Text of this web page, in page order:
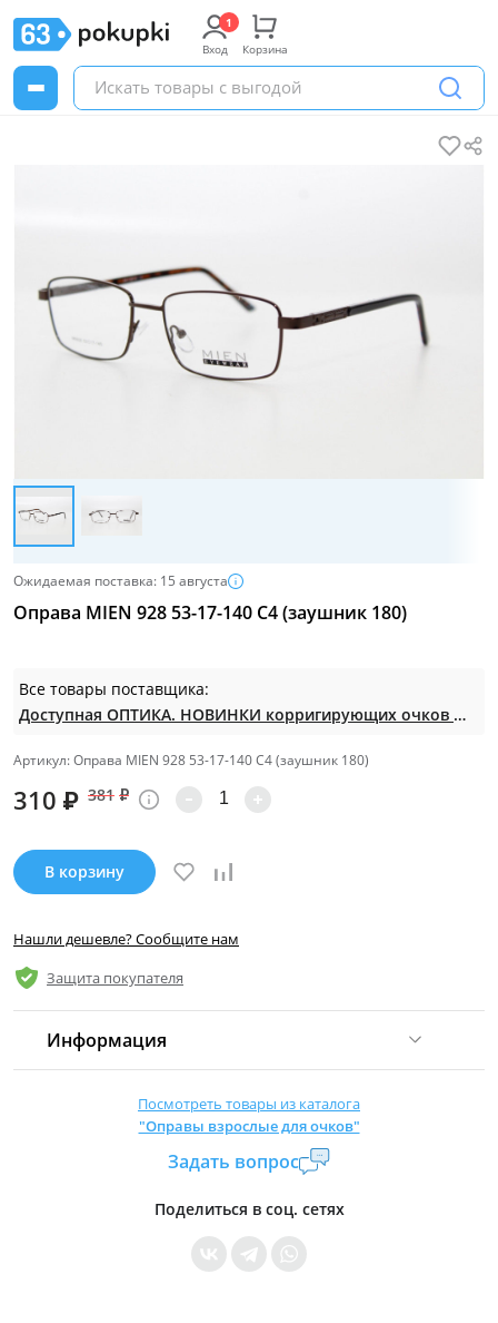
Вход Корзина
Ожидаемая поставка: 15 августа
Оправа MIEN 928 53-17-140 С4 (заушник 180)
Все товары поставщика:
Доступная ОПТИКА. НОВИНКИ корригирующих очков по СУПЕР ценам. Таких нет на МП.
Артикул: Оправа MIEN 928 53-17-140 С4 (заушник 180)
310 ₽ 381 ₽
В корзину
Нашли дешевле? Сообщите нам
Защита покупателя
Информация
Страна производитель:Китай
Уровень доступа:0
* Общие условия читайте в правилах сайта
Посмотреть товары из каталога
"Оправы взрослые для очков"
Задать вопрос
Поделиться в соц. сетях